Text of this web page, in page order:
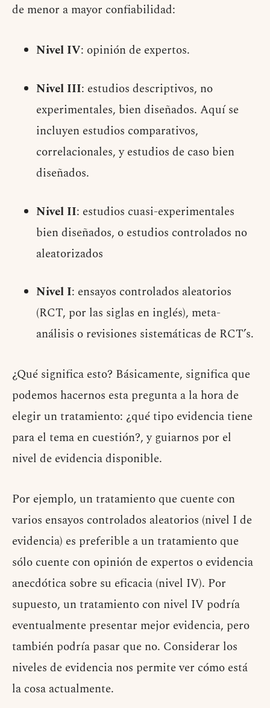
de menor a mayor confiabilidad:
Nivel IV: opinión de expertos.
Nivel III: estudios descriptivos, no
experimentales, bien diseñados. Aquí se
incluyen estudios comparativos,
correlacionales, y estudios de caso bien
diseñados.
Nivel II: estudios cuasi-experimentales
bien diseñados, o estudios controlados no
aleatorizados
Nivel I: ensayos controlados aleatorios
(RCT, por las siglas en inglés), meta-
análisis o revisiones sistemáticas de RCT’s.
¿Qué significa esto? Básicamente, significa que
podemos hacernos esta pregunta a la hora de
elegir un tratamiento: ¿qué tipo evidencia tiene
para el tema en cuestión?, y guiarnos por el
nivel de evidencia disponible.
Por ejemplo, un tratamiento que cuente con
varios ensayos controlados aleatorios (nivel I de
evidencia) es preferible a un tratamiento que
sólo cuente con opinión de expertos o evidencia
anecdótica sobre su eficacia (nivel IV). Por
supuesto, un tratamiento con nivel IV podría
eventualmente presentar mejor evidencia, pero
también podría pasar que no. Considerar los
niveles de evidencia nos permite ver cómo está
la cosa actualmente.